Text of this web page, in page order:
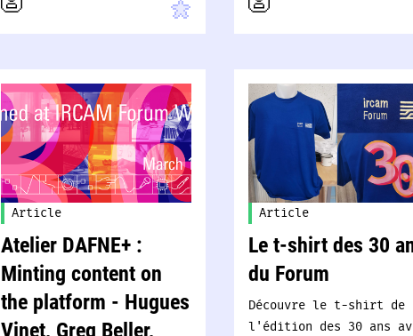
Article
Atelier DAFNE+ :
Minting content on
the platform - Hugues
Vinet, Greg Beller,
Article
Le t-shirt des 30
du Forum
Découvre le t-shirt de
l'édition des 30 ans